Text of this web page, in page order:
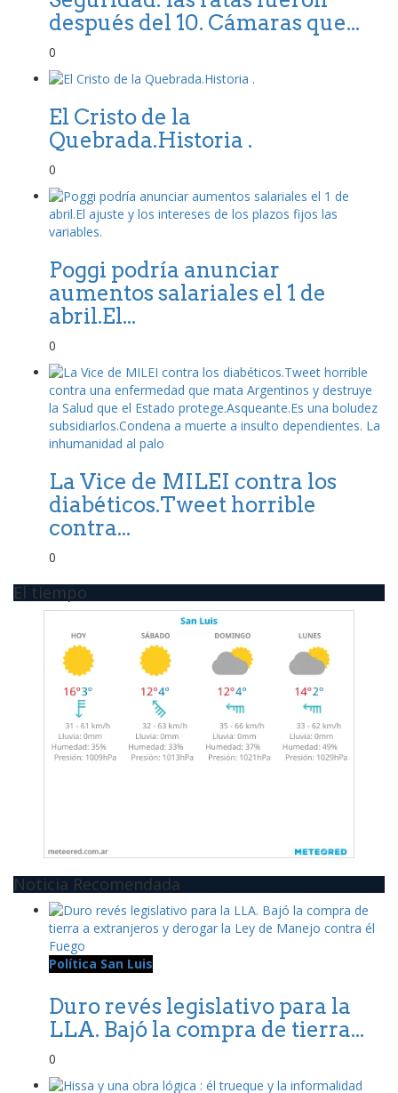
después del 10. Cámaras que...
0
El Cristo de la
Quebrada.Historia .
0
Poggi podría anunciar
aumentos salariales el 1 de
abril.El...
0
La Vice de MILEI contra los
diabéticos.Tweet horrible
contra...
0
El tiempo
Noticia Recomendada
Política San Luis
Duro revés legislativo para la
LLA. Bajó la compra de tierra...
0